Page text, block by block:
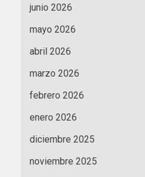
junio 2026
mayo 2026
abril 2026
marzo 2026
febrero 2026
enero 2026
diciembre 2025
noviembre 2025